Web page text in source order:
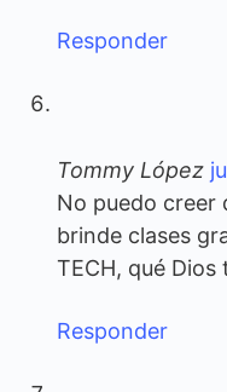
Responder
Tommy López
No puedo creer
brinde clases
TECH, qué
Responder